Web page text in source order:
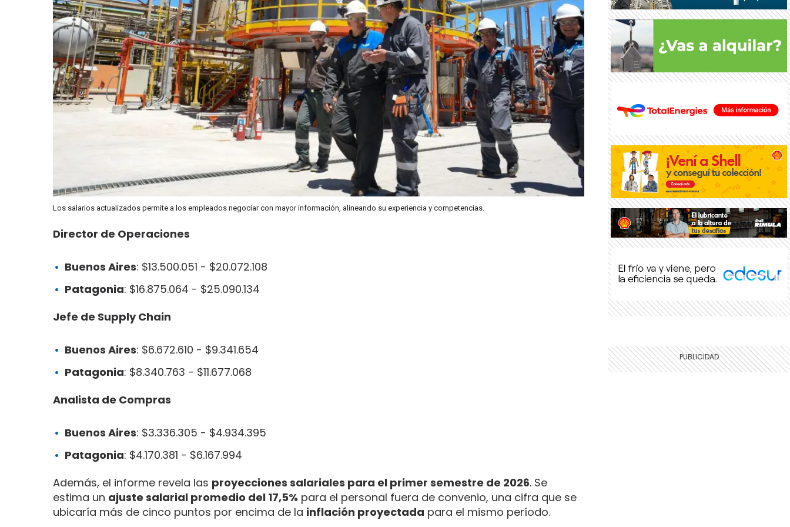
Los salarios actualizados permite a los empleados negociar con mayor información, alineando su experiencia y competencias.
Director de Operaciones
Buenos Aires: $13.500.051 - $20.072.108
Patagonia: $16.875.064 - $25.090.134
Jefe de Supply Chain
Buenos Aires: $6.672.610 - $9.341.654
Patagonia: $8.340.763 - $11.677.068
Analista de Compras
Buenos Aires: $3.336.305 - $4.934.395
Patagonia: $4.170.381 - $6.167.994
Además, el informe revela las proyecciones salariales para el primer semestre de 2026. Se
estima un ajuste salarial promedio del 17,5% para el personal fuera de convenio, una cifra que se
ubicaría más de cinco puntos por encima de la inflación proyectada para el mismo período.